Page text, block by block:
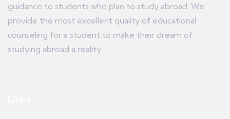
guidance to students who plan to study abroad. We
provide the most excellent quality of educational
counseling for a student to make their dream of
studying abroad a reality.